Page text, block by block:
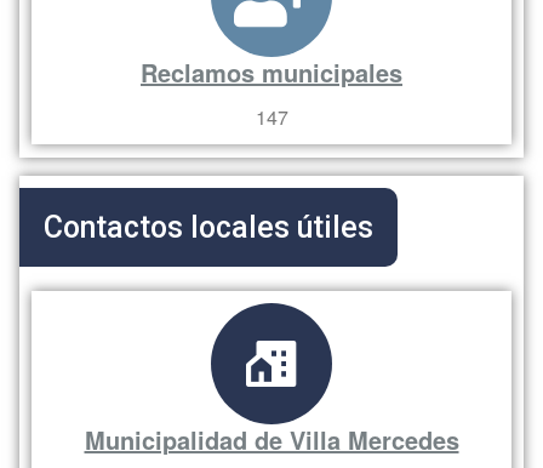
Reclamos municipales
147
Contactos locales útiles
Municipalidad de Villa Mercedes